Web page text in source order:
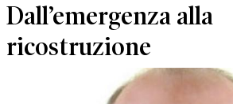
Dall’emergenza alla
ricostruzione